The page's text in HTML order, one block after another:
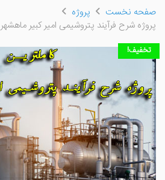
صفحه نخست
پروژه
پروژه شرح فرآیند پتروشیمی امیر کبیر ماهشهر
تخفیف!